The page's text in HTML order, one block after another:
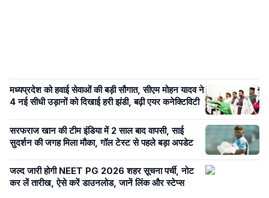
मध्यप्रदेश को हवाई सेवाओं की बड़ी सौगात, सीएम मोहन यादव ने
4 नई सीधी उड़ानों को दिखाई हरी झंडी, बढ़ी एयर कनेक्टिविटी
सरफराज खान की टीम इंडिया में 2 साल बाद वापसी, साई
सुदर्शन की जगह मिला मौका, गॉल टेस्ट से पहले बड़ा अपडेट
जल्द जारी होगी NEET PG 2026 शहर सूचना पर्ची, नोट
कर लें तारीख, ऐसे करें डाउनलोड, जानें लिंक और स्टेप्स